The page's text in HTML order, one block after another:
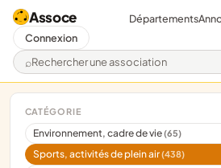
Assoce
Rechercher une association
Départements
Connexion
CATÉGORIE
Environnement, cadre de vie(65)
Sports, activités de plein air(438)